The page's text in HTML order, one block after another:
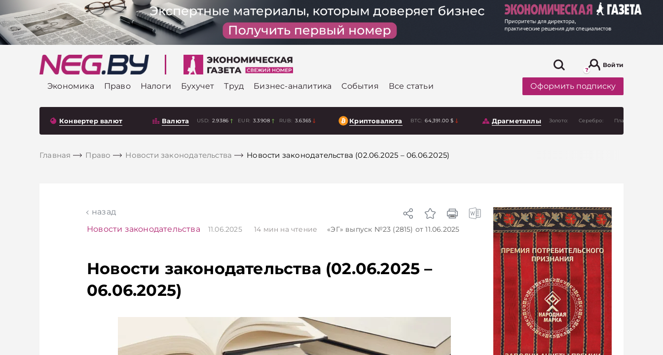
Войти
Экономика Право Налоги Бухучет Труд Бизнес-аналитика События Все статьи Оформить подписку
Конвертер валют Валюта USD: 2.9386 EUR: 3.3908 RUB: 3.6365 Криптовалюта BTC: 64,391.00 $ Драгметаллы Золото: Серебро: Платина:
Главная Право Новости законодательства Новости законодательства (02.06.2025 – 06.06.2025)
назад
Новости законодательства
11.06.2025 14 мин на чтение «ЭГ» выпуск №23 (2815) от 11.06.2025
Новости законодательства (02.06.2025 –
06.06.2025)